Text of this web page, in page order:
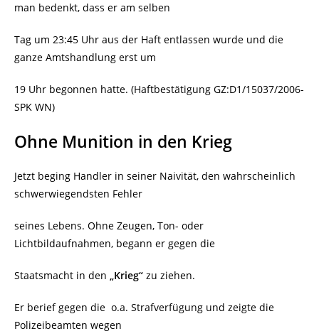
man bedenkt, dass er am selben
Tag um 23:45 Uhr aus der Haft entlassen wurde und die
ganze Amtshandlung erst um
19 Uhr begonnen hatte. (Haftbestätigung GZ:D1/15037/2006-
SPK WN)
Ohne Munition in den Krieg
Jetzt beging Handler in seiner Naivität, den wahrscheinlich
schwerwiegendsten Fehler
seines Lebens. Ohne Zeugen, Ton- oder
Lichtbildaufnahmen, begann er gegen die
Staatsmacht in den „Krieg“ zu ziehen.
Er berief gegen die o.a. Strafverfügung und zeigte die
Polizeibeamten wegen